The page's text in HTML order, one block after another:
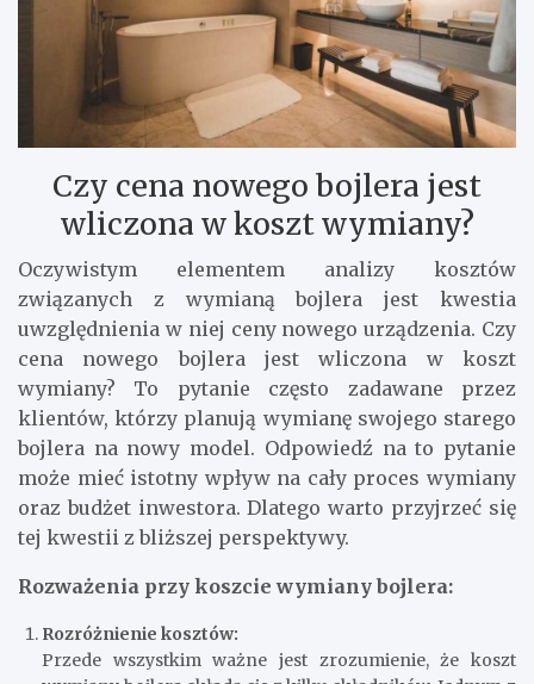
Czy cena nowego bojlera jest
wliczona w koszt wymiany?
Oczywistym elementem analizy kosztów
związanych z wymianą bojlera jest kwestia
uwzględnienia w niej ceny nowego urządzenia. Czy
cena nowego bojlera jest wliczona w koszt
wymiany? To pytanie często zadawane przez
klientów, którzy planują wymianę swojego starego
bojlera na nowy model. Odpowiedź na to pytanie
może mieć istotny wpływ na cały proces wymiany
oraz budżet inwestora. Dlatego warto przyjrzeć się
tej kwestii z bliższej perspektywy.
Rozważenia przy koszcie wymiany bojlera:
Rozróżnienie kosztów:
Przede wszystkim ważne jest zrozumienie, że koszt